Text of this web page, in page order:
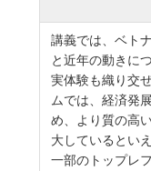
講義では、ベト
と近年の動きに
実体験も織り交
ムでは、経済発
め、より質の高
大しているとい
一部のトップレ